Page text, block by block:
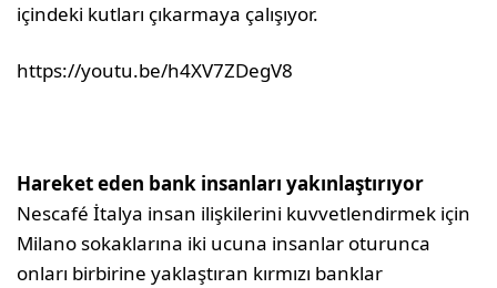
içindeki kutları çıkarmaya çalışıyor.
https://youtu.be/h4XV7ZDegV8
Hareket eden bank insanları yakınlaştırıyor
Nescafé İtalya insan ilişkilerini kuvvetlendirmek için
Milano sokaklarına iki ucuna insanlar oturunca
onları birbirine yaklaştıran kırmızı banklar